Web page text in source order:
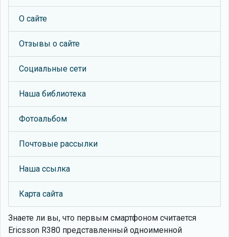
О сайте
Отзывы о сайте
Социальные сети
Наша библиотека
Фотоальбом
Почтовые рассылки
Наша ссылка
Карта сайта
Знаете ли вы, что первым смартфоном считается
Ericsson R380 представленный одноименной